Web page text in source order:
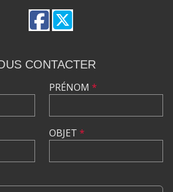
CONTACTER
PRÉNOM *
OBJET *